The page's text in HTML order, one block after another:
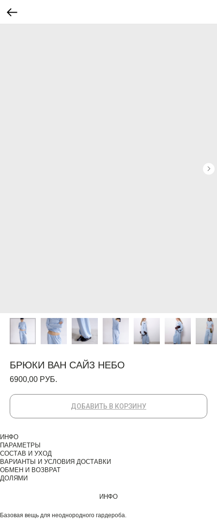
БРЮКИ ВАН САЙЗ НЕБО
6900,00 РУБ.
ДОБАВИТЬ В КОРЗИНУ
ИНФО
ПАРАМЕТРЫ
СОСТАВ И УХОД
ВАРИАНТЫ И УСЛОВИЯ ДОСТАВКИ
ОБМЕН И ВОЗВРАТ
ДОЛЯМИ
ИНФО
Базовая вещь для неоднородного гардероба.